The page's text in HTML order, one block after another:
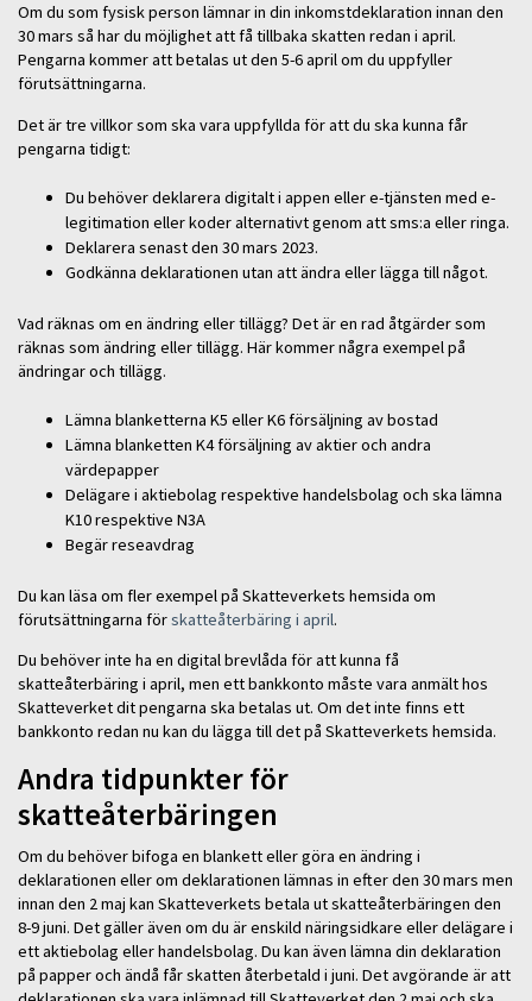
Om du som fysisk person lämnar in din inkomstdeklaration innan den
30 mars så har du möjlighet att få tillbaka skatten redan i april.
Pengarna kommer att betalas ut den 5-6 april om du uppfyller
förutsättningarna.
Det är tre villkor som ska vara uppfyllda för att du ska kunna får
pengarna tidigt:
Du behöver deklarera digitalt i appen eller e-tjänsten med e-
legitimation eller koder alternativt genom att sms:a eller ringa.
Deklarera senast den 30 mars 2023.
Godkänna deklarationen utan att ändra eller lägga till något.
Vad räknas om en ändring eller tillägg? Det är en rad åtgärder som
räknas som ändring eller tillägg. Här kommer några exempel på
ändringar och tillägg.
Lämna blanketterna K5 eller K6 försäljning av bostad
Lämna blanketten K4 försäljning av aktier och andra
värdepapper
Delägare i aktiebolag respektive handelsbolag och ska lämna
K10 respektive N3A
Begär reseavdrag
Du kan läsa om fler exempel på Skatteverkets hemsida om
förutsättningarna förskatteåterbäring i april.
Du behöver inte ha en digital brevlåda för att kunna få
skatteåterbäring i april, men ett bankkonto måste vara anmält hos
Skatteverket dit pengarna ska betalas ut. Om det inte finns ett
bankkonto redan nu kan du lägga till det på Skatteverkets hemsida.
Andra tidpunkter för
skatteåterbäringen
Om du behöver bifoga en blankett eller göra en ändring i
deklarationen eller om deklarationen lämnas in efter den 30 mars men
innan den 2 maj kan Skatteverkets betala ut skatteåterbäringen den
8-9 juni. Det gäller även om du är enskild näringsidkare eller delägare i
ett aktiebolag eller handelsbolag. Du kan även lämna din deklaration
på papper och ändå får skatten återbetald i juni. Det avgörande är att